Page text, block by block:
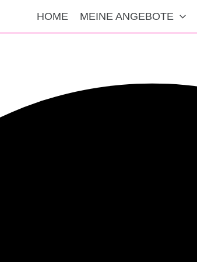
HOME MEINE ANGEBOTE
Romanze.